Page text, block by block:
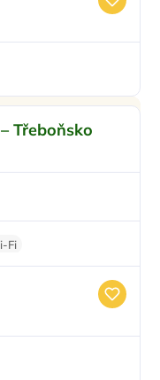
Třeboňsko
Fi